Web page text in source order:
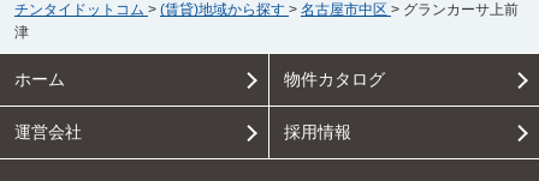
チンタイドットコム > (賃貸)地域から探す > 名古屋市中区 > グランカーサ上前
津
ホーム 物件カタログ
運営会社 採用情報